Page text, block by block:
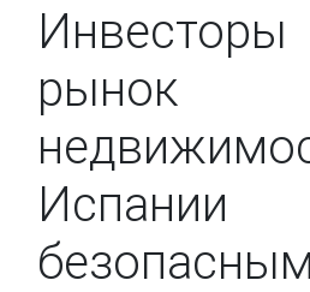
Инвесторы
рынок
безопасным